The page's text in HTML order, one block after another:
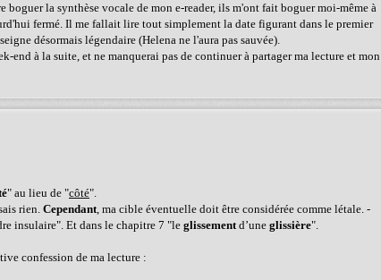
boguer la synthèse vocale de mon e-reader, ils m'ont fait boguer moi-même à
fermé. Il me fallait lire tout simplement la date figurant dans le premier
désormais légendaire (Helena ne l'aura pas sauvée).
end à la suite, et ne manquerai pas de continuer à partager ma lecture et mon
" au lieu de "côté".
rien. Cependant, ma cible éventuelle doit être considérée comme létale. -
insulaire". Et dans le chapitre 7 "leglissementd’une glissière".
confession de ma lecture :